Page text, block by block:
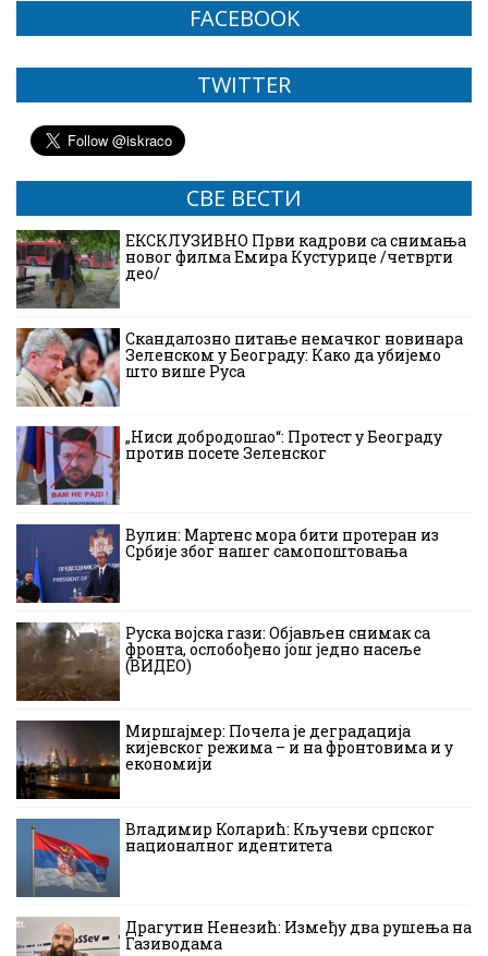
FACEBOOK
TWITTER
СВЕ ВЕСТИ
ЕКСКЛУЗИВНО Први кадрови са снимања
новог филма Емира Кустурице /четврти
део/
Скандалозно питање немачког новинара
Зеленском у Београду: Како да убијемо
што више Руса
„Ниси добродошао“: Протест у Београду
против посете Зеленског
Вулин: Мартенс мора бити протеран из
Србије због нашег самопоштовања
Руска војска гази: Објављен снимак са
фронта, ослобођено још једно насеље
(ВИДЕО)
Миршајмер: Почела је деградација
кијевског режима – и на фронтовима и у
економији
Владимир Коларић: Кључеви српског
националног идентитета
Драгутин Ненезић: Између два рушења на
Газиводама